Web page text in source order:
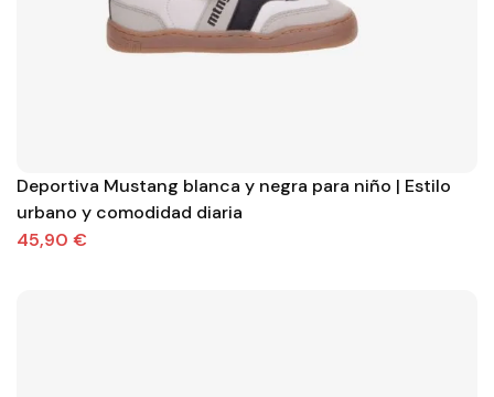
Deportiva Mustang blanca y negra para niño | Estilo
urbano y comodidad diaria
45,90 €